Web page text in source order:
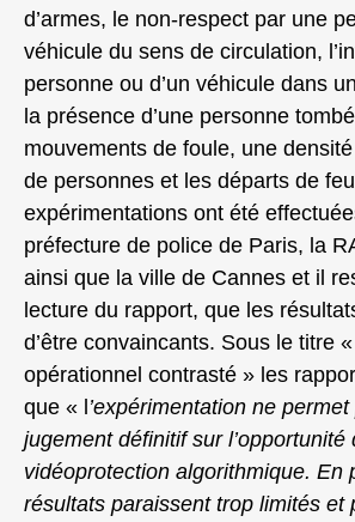
d’armes, le non-respect par une
véhicule du sens de circulation,
personne ou d’un véhicule dans
la présence d’une personne
mouvements de foule, une
de personnes et les départs de
expérimentations ont été
préfecture de police de Paris, la
ainsi que la ville de Cannes et il
lecture du rapport, que les
d’être convaincants. Sous le titre
opérationnel contrasté » les
que « l’expérimentation ne
jugement définitif sur l’opportunité
vidéoprotection algorithmique. En
résultats paraissent trop limités et